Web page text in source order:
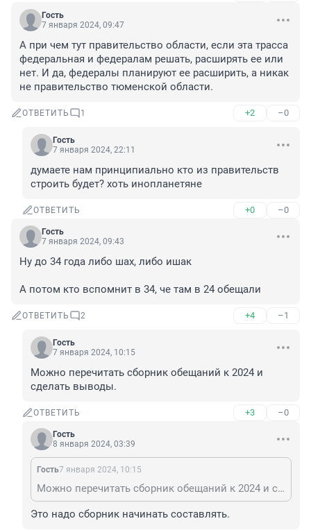
Гость
7 января 2024, 09:47
А при чем тут правительство области, если эта трасса
федеральная и федералам решать, расширять ее или
нет. И да, федералы планируют ее расширить, а никак
не правительство тюменской области.
ОТВЕТИТЬ 1 +2 –0
Гость
7 января 2024, 22:11
думаете нам принципиально кто из правительств
строить будет? хоть инопланетяне
ОТВЕТИТЬ +0 –0
Гость
7 января 2024, 09:43
Ну до 34 года либо шах, либо ишак
А потом кто вспомнит в 34, че там в 24 обещали
ОТВЕТИТЬ 2 +4 –1
Гость
7 января 2024, 10:15
Можно перечитать сборник обещаний к 2024 и
сделать выводы.
ОТВЕТИТЬ +3 –0
Гость
8 января 2024, 03:39
Гость7 января 2024, 10:15
Можно перечитать сборник обещаний к 2024 и сделать выводы.
Это надо сборник начинать составлять.